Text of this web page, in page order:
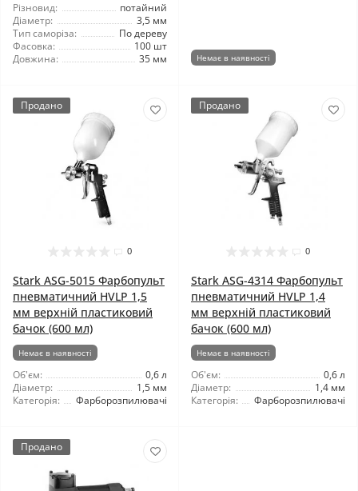
Різновид:
потайний
Діаметр:
3,5 мм
Тип саморіза:
По дереву
Фасовка:
100 шт
Довжина:
35 мм Немає в наявності
Продано
0
Stark ASG-5015 Фарбопульт
пневматичний HVLP 1,5
мм верхній пластиковий
бачок (600 мл)
Немає в наявності
Об'єм:
0,6 л
Діаметр:
1,5 мм
Категорія:
Фарборозпилювачі
Продано
0
Stark ASG-4314 Фарбопульт
пневматичний HVLP 1,4
мм верхній пластиковий
бачок (600 мл)
Немає в наявності
Об'єм:
0,6 л
Діаметр:
1,4 мм
Категорія:
Фарборозпилювачі
Продано